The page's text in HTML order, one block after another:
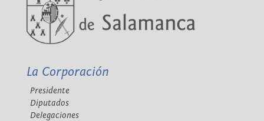
La Corporación
Presidente
Diputados
Delegaciones